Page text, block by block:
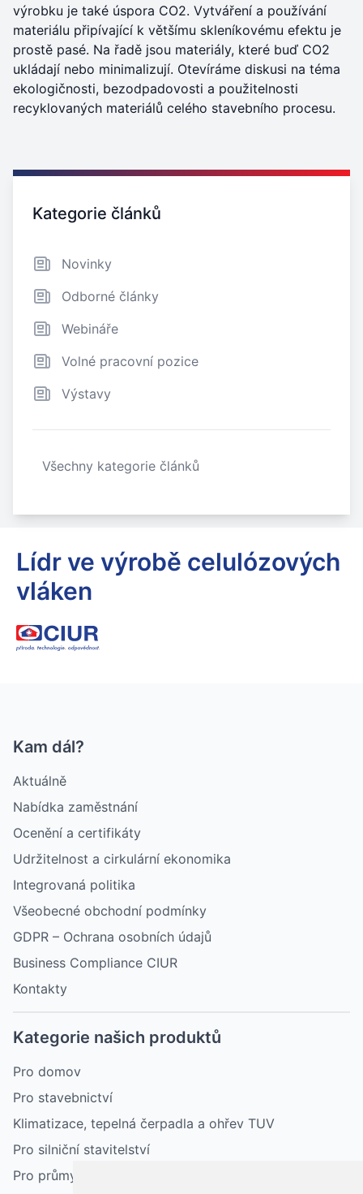
výrobku je také úspora CO2. Vytváření a používání
materiálu připívající k většímu skleníkovému efektu je
prostě pasé. Na řadě jsou materiály, které buď CO2
ukládají nebo minimalizují. Otevíráme diskusi na téma
ekologičnosti, bezodpadovosti a použitelnosti
recyklovaných materiálů celého stavebního procesu.
Zajímavé odkazy
Kategorie článků
Novinky
Odborné články
Webináře
Volné pracovní pozice
Výstavy
Všechny kategorie článků
Lídr ve výrobě celulózových
vláken
Kam dál?
Aktuálně
Nabídka zaměstnání
Ocenění a certifikáty
Udržitelnost a cirkulární ekonomika
Integrovaná politika
Všeobecné obchodní podmínky
GDPR – Ochrana osobních údajů
Business Compliance CIUR
Kontakty
Kategorie našich produktů
Pro domov
Pro stavebnictví
Klimatizace, tepelná čerpadla a ohřev TUV
Pro silniční stavitelství
Pro průmysl